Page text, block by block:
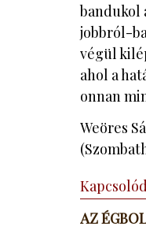
bandukol
jobbról-
végül
ahol a
onnan
Weöres
AZ